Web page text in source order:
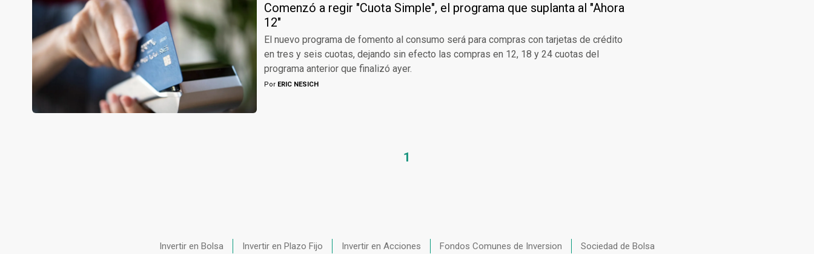
Comenzó a regir "Cuota Simple", el programa que suplanta al "Ahora
12"
El nuevo programa de fomento al consumo será para compras con tarjetas de crédito
en tres y seis cuotas, dejando sin efecto las compras en 12, 18 y 24 cuotas del
programa anterior que finalizó ayer.
Por ERIC NESICH
1
Invertir en Bolsa Invertir en Plazo Fijo Invertir en Acciones Fondos Comunes de Inversion Sociedad de Bolsa